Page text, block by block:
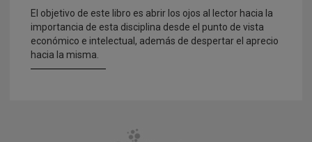
El objetivo de este libro es abrir los ojos al lector hacia la
importancia de esta disciplina desde el punto de vista
económico e intelectual, además de despertar el aprecio
hacia la misma.